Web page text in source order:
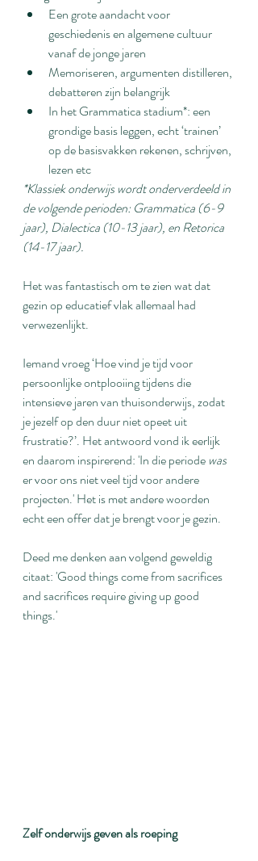
Een grote aandacht voor
geschiedenis en algemene cultuur
vanaf de jonge jaren
Memoriseren, argumenten distilleren,
debatteren zijn belangrijk
In het Grammatica stadium*: een
grondige basis leggen, echt ‘trainen’
op de basisvakken rekenen, schrijven,
lezen etc
*Klassiek onderwijs wordt onderverdeeld in
de volgende perioden: Grammatica (6-9
jaar), Dialectica (10-13 jaar), en Retorica
(14-17 jaar).
Het was fantastisch om te zien wat dat
gezin op educatief vlak allemaal had
verwezenlijkt.
Iemand vroeg ‘Hoe vind je tijd voor
persoonlijke ontplooiing tijdens die
intensieve jaren van thuisonderwijs, zodat
je jezelf op den duur niet opeet uit
frustratie?’. Het antwoord vond ik eerlijk
en daarom inspirerend: 'In die periode was
er voor ons niet veel tijd voor andere
projecten.' Het is met andere woorden
echt een offer dat je brengt voor je gezin.
Deed me denken aan volgend geweldig
citaat: 'Good things come from sacrifices
and sacrifices require giving up good
things.'
Zelf onderwijs geven als roeping